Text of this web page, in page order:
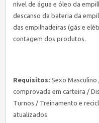
nível de água e óleo da
descanso da bateria da
das empilhadeiras (gás e
contagem dos produtos.
Requisitos: Sexo
comprovada em carteira /
Turnos / Treinamento e
atualizados.